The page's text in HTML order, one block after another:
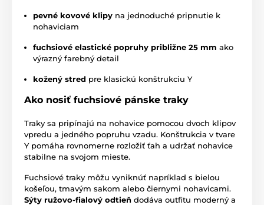
pevné kovové klipy na jednoduché pripnutie k
nohaviciam
fuchsiové elastické popruhy približne 25 mm ako
výrazný farebný detail
kožený stred pre klasickú konštrukciu Y
Ako nosiť fuchsiové pánske traky
Traky sa pripínajú na nohavice pomocou dvoch klipov
vpredu a jedného popruhu vzadu. Konštrukcia v tvare
Y pomáha rovnomerne rozložiť ťah a udržať nohavice
stabilne na svojom mieste.
Fuchsiové traky môžu vyniknúť napríklad s bielou
košeľou, tmavým sakom alebo čiernymi nohavicami.
Sýty ružovo-fialový odtieň dodáva outfitu moderný a